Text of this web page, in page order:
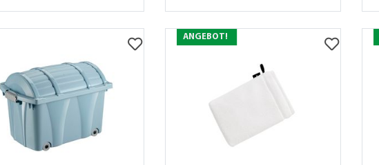
ANGEBOT!